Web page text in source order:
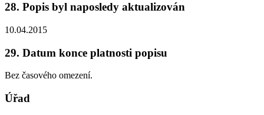
28. Popis byl naposledy aktualizován
10.04.2015
29. Datum konce platnosti popisu
Bez časového omezení.
Úřad